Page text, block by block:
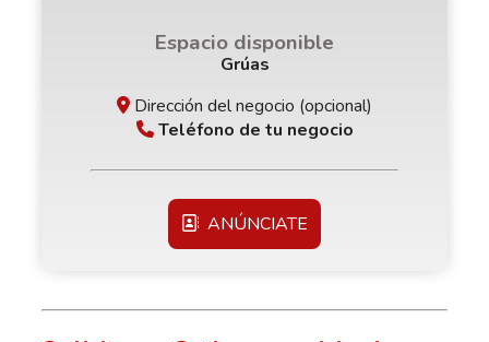
Espacio disponible
Grúas
Dirección del negocio (opcional)
Teléfono de tu negocio
ANÚNCIATE